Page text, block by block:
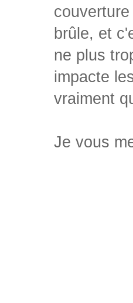
brûle, et
ne plus
impacte
vraiment
Je vous